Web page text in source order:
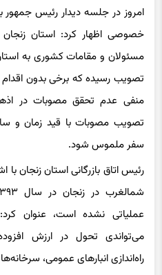
امروز در جلسه دیدار رئیس جمهور
خصوصی اظهار کرد: استان
مسئولان و مقامات کشوری به
تصویب رسیده که برخی بدون اقدام
منفی عدم تحقق مصوبات در
تصویب مصوبات با قید زمان و
سفر ملموس شود.
رئیس اتاق بازرگانی استان زنجان با
عملیاتی نشده است، عنوان
می‌تواندی تحول در ارزش
راه‌اندازی انبارهای عمومی،